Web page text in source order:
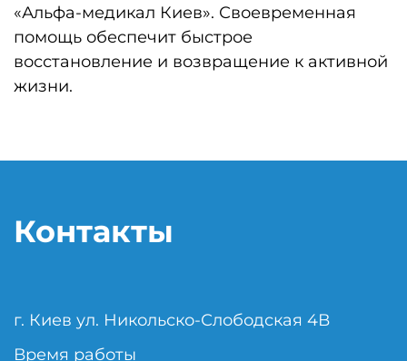
«Альфа-медикал Киев». Своевременная
помощь обеспечит быстрое
восстановление и возвращение к активной
жизни.
Контакты
г. Киев ул. Никольско-Слободская 4В
Время работы